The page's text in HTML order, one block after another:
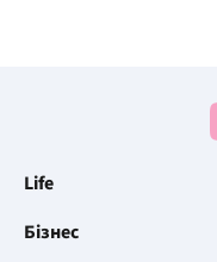
Life
Бізнес